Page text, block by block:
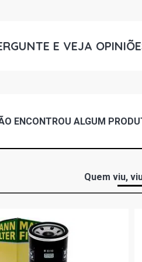
E VEJA
ENCONTROU ALGUM
Quem viu,